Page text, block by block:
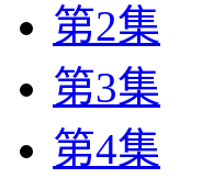
第2集
第3集
第4集